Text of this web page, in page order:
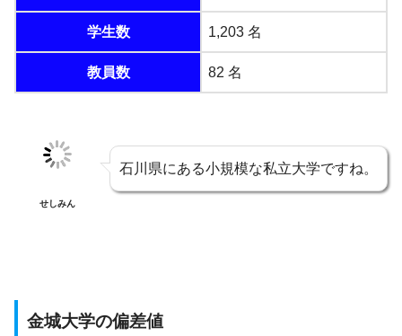
学生数 1,203 名
教員数 82 名
せしみん
石川県にある小規模な私立大学ですね。
金城大学の偏差値